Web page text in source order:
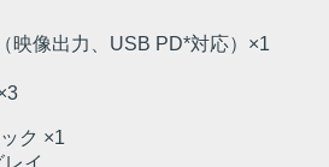
映像出力、USB PD*対応）×1
ク ×1
イ